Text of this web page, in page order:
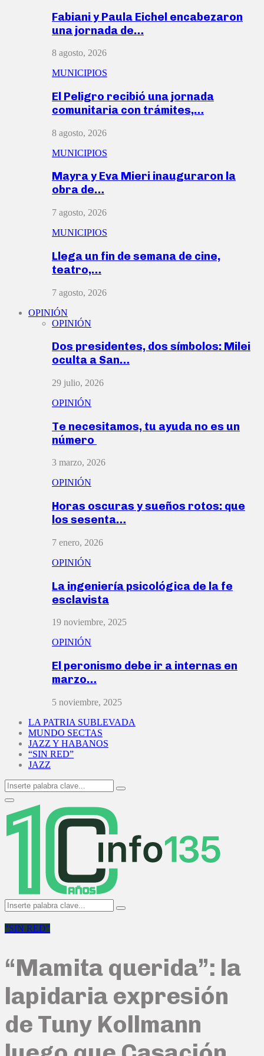
Fabiani y Paula Eichel encabezaron
una jornada de…
8 agosto, 2026
MUNICIPIOS
El Peligro recibió una jornada
comunitaria con trámites,…
8 agosto, 2026
MUNICIPIOS
Mayra y Eva Mieri inauguraron la
obra de…
7 agosto, 2026
MUNICIPIOS
Llega un fin de semana de cine,
teatro,…
7 agosto, 2026
OPINIÓN
OPINIÓN
Dos presidentes, dos símbolos: Milei
oculta a San…
29 julio, 2026
OPINIÓN
Te necesitamos, tu ayuda no es un
número
3 marzo, 2026
OPINIÓN
Horas oscuras y sueños rotos: que
los sesenta…
7 enero, 2026
OPINIÓN
La ingeniería psicológica de la fe
esclavista
19 noviembre, 2025
OPINIÓN
El peronismo debe ir a internas en
marzo…
5 noviembre, 2025
LA PATRIA SUBLEVADA
MUNDO SECTAS
JAZZ Y HABANOS
“SIN RED”
JAZZ
Search
for:
Search
Primary
Menu
Search
for:
Search
"SIN RED"
“Mamita querida”: la
lapidaria expresión
de Tuny Kollmann